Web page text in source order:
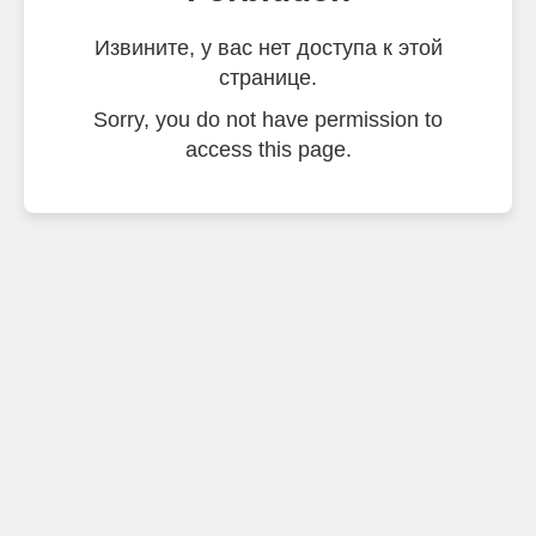
Извините, у вас нет доступа к этой
странице.
Sorry, you do not have permission to
access this page.